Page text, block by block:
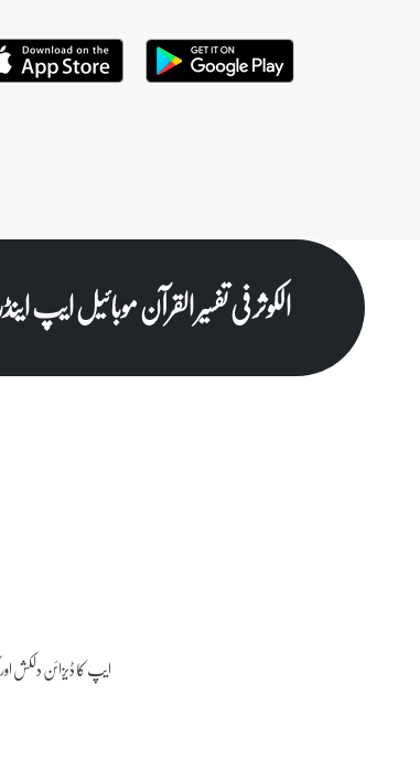
الکوثر فی تفسیر القرآن موبائیل ایپ
ایپ کا ڈیزائن دلکش